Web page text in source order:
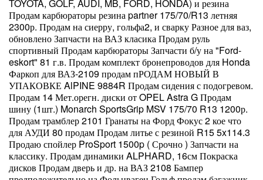
TOYOTA, GOLF, AUDI, MB, FORD, HONDA) и резина
Продам карбюраторы резина partner 175/70/R13 летняя
2300р. Продам на сиерру, гольфа2, и сварку Разное для ваз,
обновлено Запчасти на ВАЗ класика Продам руль
спортивный Продам карбюраторы Запчасти б/у на "Ford-
eskort" 81 г.в. Продам комплект бронепроводов для Honda
Фаркоп для ВАЗ-2109 продам пРОДАМ НОВЫЙ В
УПАКОВКЕ AlPINE 9884R Продам сидения с подогревом.
Продам 14 Мет.орегн. диски от OPEL Astra G Продам
шину (1шт.) Monarch SportsGrip MSV 175/70 R13 1200р.
Продам трамблер 2101 Гранаты на Форд Фокус 2 кое что
для АУДИ 80 продам Продам литье с резиной R15 5x114.3
Продаю спойлер ProSport 1500p ( Срочно ) Запчасти на
классику. Продам динамики ALPHARD, 16см Покраска
дисков Продам дверь и др. на ВАЗ 2108 Бампер